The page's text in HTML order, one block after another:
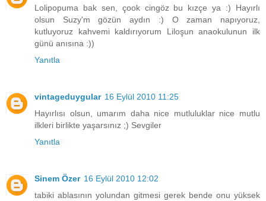
Lolipopuma bak sen, çook cingöz bu kızçe ya :) Hayırlı
olsun Suzy'm gözün aydın :) O zaman napıyoruz,
kutluyoruz kahvemi kaldırıyorum Liloşun anaokulunun ilk
günü anısına :))
Yanıtla
vintageduygular 16 Eylül 2010 11:25
Hayırlısı olsun, umarım daha nice mutluluklar nice mutlu
ilkleri birlikte yaşarsınız ;) Sevgiler
Yanıtla
Sinem Özer 16 Eylül 2010 12:02
tabiki ablasının yolundan gitmesi gerek bende onu yüksek